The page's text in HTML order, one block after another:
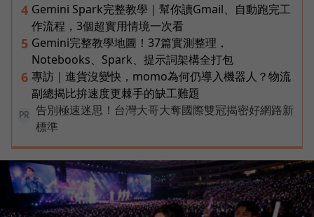
4 Gemini Spark完整教學｜幫你讀Gmail、自動跑完工
作流程，3個超實用情境一次看
5 Gemini完整教學地圖！37篇實測整理，
Notebooks、Spark、提示詞架構全打包
6 專訪｜進貨沒變快，momo為何仍導入機器人？物流
副總揭比拚速度更棘手的缺工難題
PR
告別極速迷思！台灣大哥大奪國際雙冠揭密好網路新
標準